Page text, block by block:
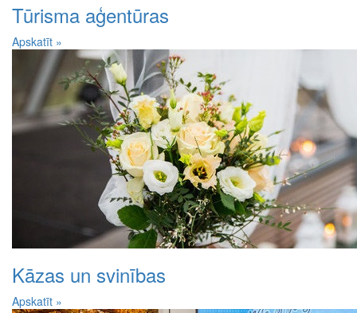
Tūrisma aģentūras
Apskatīt »
Kāzas un svinības
Apskatīt »